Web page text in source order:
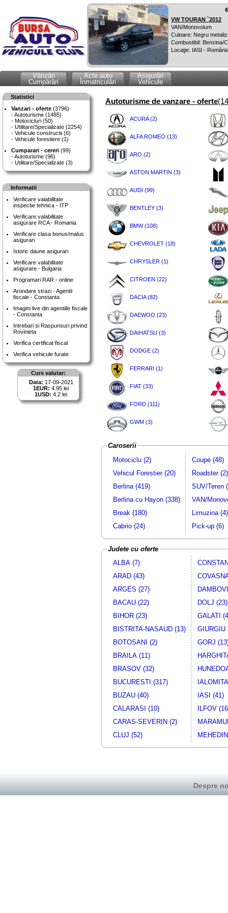
VW TOURAN `2012
VAN/Monovolum
Culoare: Negru
Combustibil: Benzina/
Locaţie: IASI -
Vânzări
Cumpărări
Acte auto
Înmatriculări
Asigurări
Vehicule
Statistici
Vanzari - oferte (3796)
Autoturisme (1485)
Motocicluri (50)
Utilitare/Specializate (2254)
Vehicule constructii (6)
Vehicule forestiere (1)
Cumparari - cereri (99)
Autoturisme (96)
Utilitare/Specializate (3)
Informatii
Verificare valabilitate
inspectie tehnica - ITP
Verificare valabilitate
asigurare RCA - Romania
Verificare clasa bonus/malus
asigurari
Istoric daune asigurari
Verificare valabilitate
asigurare - Bulgaria
Programari RAR - online
Arondare strazi - Agentii
fiscale - Constanta
Imagini live din agentiile fiscale
- Constanta
Intrebari si Raspunsuri privind
Rovinieta
Verifica certificat fiscal
Verifica vehicule furate
Curs valutar:
Data: 17-09-2021
1EUR: 4.95 lei
1USD: 4.2 lei
Autoturisme de vanzare - oferte
ACURA (2)
ALFA ROMEO (13)
ARO (2)
ASTON MARTIN (3)
AUDI (99)
BENTLEY (3)
BMW (108)
CHEVROLET (18)
CHRYSLER (1)
CITROEN (22)
DACIA (82)
DAEWOO (23)
DAIHATSU (3)
DODGE (2)
FERRARI (1)
FIAT (33)
FORD (111)
GWM (3)
Caroserii
Motociclu (2)
Vehicul Forestier (20)
Berlina (419)
Berlina cu Hayon (338)
Break (180)
Cabrio (24)
Coupe (48)
Roadster (2)
SUV/Teren
VAN/
Limuzina (4)
Pick-up (6)
Judete cu oferte
ALBA (7)
ARAD (43)
ARGES (27)
BACAU (22)
BIHOR (23)
BISTRITA-NASAUD (13)
BOTOSANI (2)
BRAILA (11)
BRASOV (32)
BUCURESTI (317)
BUZAU (40)
CALARASI (10)
CARAS-SEVERIN (2)
CLUJ (52)
DOLJ (23)
GALATI
GIURGIU
GORJ
IASI (41)
ILFOV
Despre